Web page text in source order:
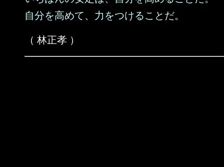
自分を高めて、力をつけることだ。
（ 林正孝 ）